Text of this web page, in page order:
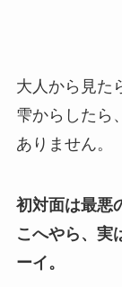
大人から見た
雫からしたら
ありません。
初対面は最悪
こへやら、実
ーイ。